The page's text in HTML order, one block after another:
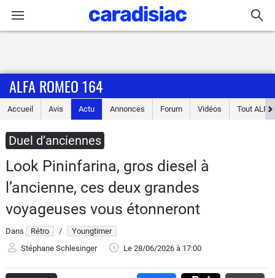
Accueil
Essais
Guide
d'achat
Electriques
ALFA ROMEO 164
Accueil Avis Actu Annonces Forum Vidéos Tout ALFA
Duel d’anciennes
Look Pininfarina, gros diesel à
l’ancienne, ces deux grandes
voyageuses vous étonneront
Dans Rétro /
Youngtimer
Stéphane Schlesinger
Le 28/06/2026 à 17:00